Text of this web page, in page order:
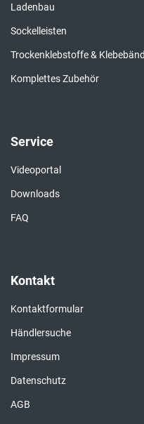
Ladenbau
Sockelleisten
Trockenklebstoffe &
Komplettes Zubehör
Service
Videoportal
Downloads
FAQ
Kontakt
Kontaktformular
Händlersuche
Impressum
Datenschutz
AGB